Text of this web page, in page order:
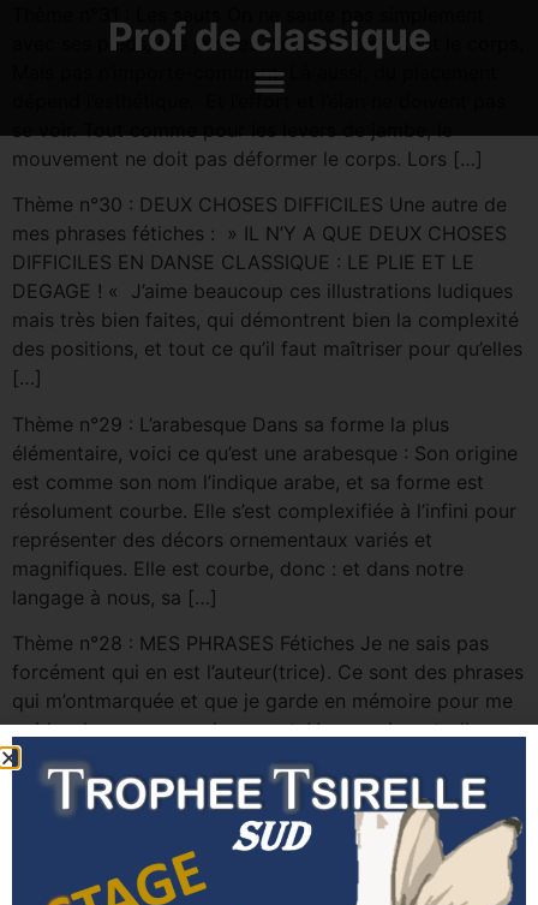
Prof de classique
Thème n°31 : Les sauts On ne saute pas simplement
avec ses pieds, ses jambes, on saute avec tout le corps.
Mais pas n’importe-comment. Là aussi, du placement
se voir. Tout comme pour les levers de jambe, le
mouvement ne doit pas déformer le corps. Lors […]
Thème n°30 : DEUX CHOSES DIFFICILES Une autre de
mes phrases fétiches : » IL N’Y A QUE DEUX CHOSES
DIFFICILES EN DANSE CLASSIQUE : LE PLIE ET LE
DEGAGE ! « J’aime beaucoup ces illustrations ludiques
mais très bien faites, qui démontrent bien la complexité
des positions, et tout ce qu’il faut maîtriser pour qu’elles
[…]
Thème n°29 : L’arabesque Dans sa forme la plus
élémentaire, voici ce qu’est une arabesque : Son origine
est comme son nom l’indique arabe, et sa forme est
résolument courbe. Elle s’est complexifiée à l’infini pour
représenter des décors ornementaux variés et
magnifiques. Elle est courbe, donc : et dans notre
langage à nous, sa […]
Thème n°28 : MES PHRASES Fétiches Je ne sais pas
forcément qui en est l’auteur(trice). Ce sont des phrases
qui m’ontmarquée et que je garde en mémoire pour me
guider dans mon enseignement. Vous parleront-elles
comme à moi ?Ou bien chacun doit-il avoir les siennes
propres ? ENSEIGNER, C’EST APPRENDRE UNE
SECONDE FOIS. La phrase […]
Thème n°27 : LES CORRECTIONS J’ai souvent vu des
professeurs donner de très bons cours, avec de beaux